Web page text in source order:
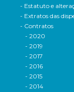
- Estatuto e
- Extratos das
- Contratos
- 2020
- 2019
- 2017
- 2016
- 2015
- 2014